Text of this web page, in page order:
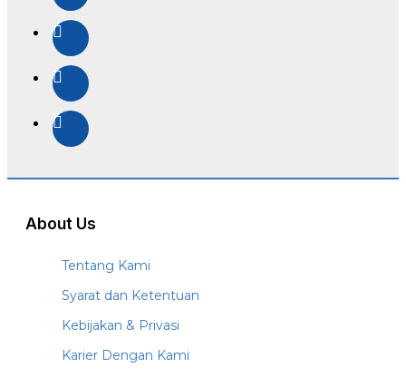
About Us
Tentang Kami
Syarat dan Ketentuan
Kebijakan & Privasi
Karier Dengan Kami